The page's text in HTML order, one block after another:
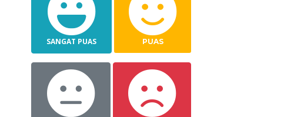
SANGAT PUAS PUAS